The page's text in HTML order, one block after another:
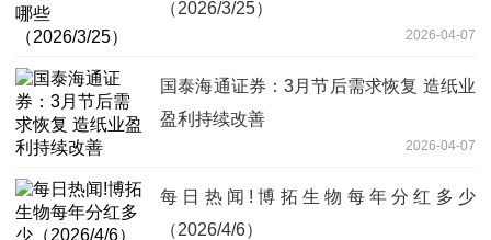
（2026/3/25）
2026-04-07
国泰海通证券：3月节后需求恢复 造纸业
盈利持续改善
2026-04-07
每日热闻!博拓生物每年分红多少
（2026/4/6）